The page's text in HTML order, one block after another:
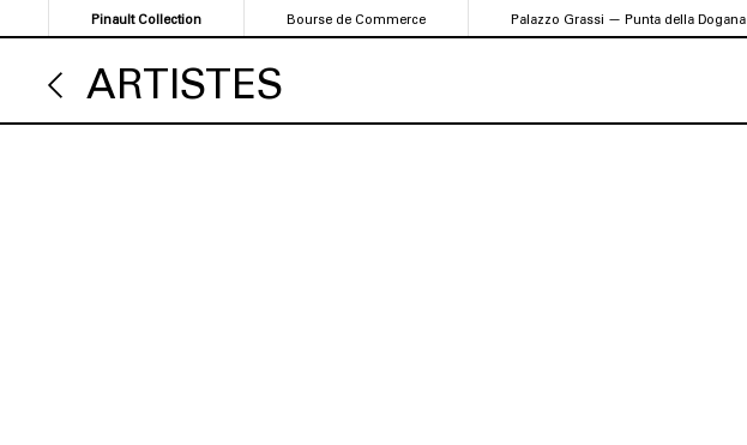
au
contenu
principal
Pinault Collection Bourse de Commerce Palazzo Grassi — Punta della Dogana
ARTISTES